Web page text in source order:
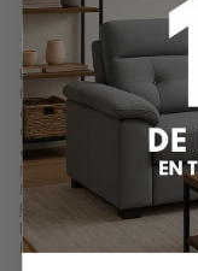
Estantería Liana de
Liana de pared,
decoración y almacenaje
Comprar
Estantería
en stock.
Precio, información,
Pared – 101x30 cm
Estanterías
(8) yTodo el
Encuentra productos
Estantería Liana de